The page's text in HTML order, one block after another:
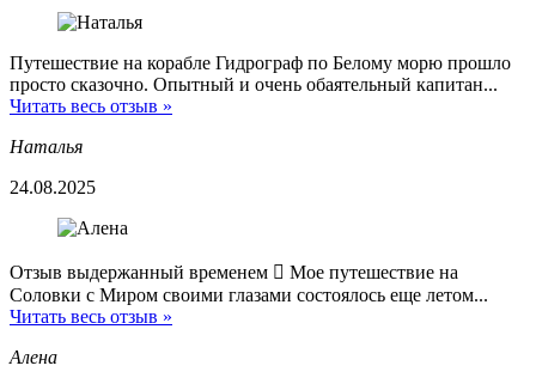
Путешествие на корабле Гидрограф по Белому морю прошло
просто сказочно. Опытный и очень обаятельный капитан...
Читать весь отзыв »
Наталья
24.08.2025
Отзыв выдержанный временем  Мое путешествие на
Соловки с Миром своими глазами состоялось еще летом...
Читать весь отзыв »
Алена